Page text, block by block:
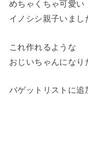
めちゃくちゃ可愛い
イノシシ親子いまし
これ作れるような
おじいちゃんになり
バゲットリストに追